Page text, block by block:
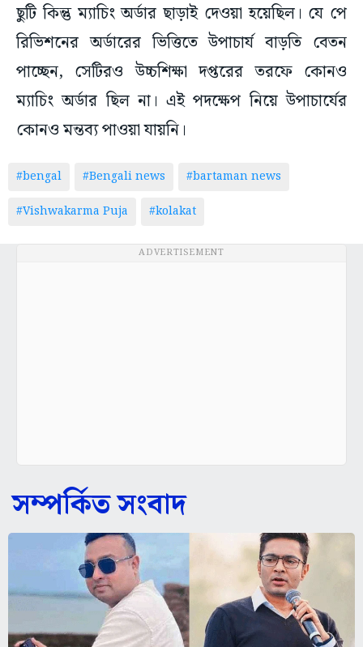
ছুটি কিন্তু ম্যাচিং অর্ডার ছাড়াই দেওয়া হয়েছিল। যে পে
রিভিশনের অর্ডারের ভিত্তিতে উপাচার্য বাড়তি বেতন
পাচ্ছেন, সেটিরও উচ্চশিক্ষা দপ্তরের তরফে কোনও
ম্যাচিং অর্ডার ছিল না। এই পদক্ষেপ নিয়ে উপাচার্যের
কোনও মন্তব্য পাওয়া যায়নি।
#bengal #Bengali news
#bartaman news
#Vishwakarma Puja
#kolakat
ADVERTISEMENT
সম্পর্কিত সংবাদ